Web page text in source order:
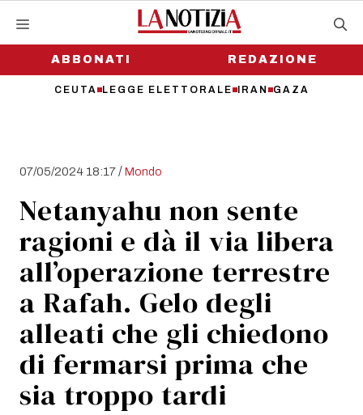
contenutoABBONATI
CEUTA LEGGE ELETTORALE IRAN GAZA
REDAZIONE
07/05/2024 18:17/Mondo
Netanyahu non sente
ragioni e dà il via libera
all’operazione terrestre
a Rafah. Gelo degli
alleati che gli chiedono
di fermarsi prima che
sia troppo tardi